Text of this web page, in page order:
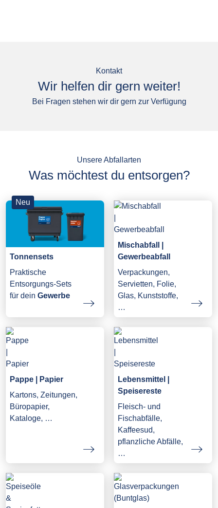
Kontakt
Wir helfen dir gern weiter!
Bei Fragen stehen wir dir gern zur Verfügung
Unsere Abfallarten
Was möchtest du entsorgen?
Neu
Tonnensets
Praktische
Entsorgungs-Sets
für dein Gewerbe
Mischabfall |
Gewerbeabfall
Verpackungen,
Servietten, Folie,
Glas, Kunststoffe,
…
Pappe | Papier
Kartons, Zeitungen,
Büropapier,
Kataloge, …
Lebensmittel |
Speisereste
Fleisch- und
Fischabfälle,
Kaffeesud,
pflanzliche Abfälle,
…